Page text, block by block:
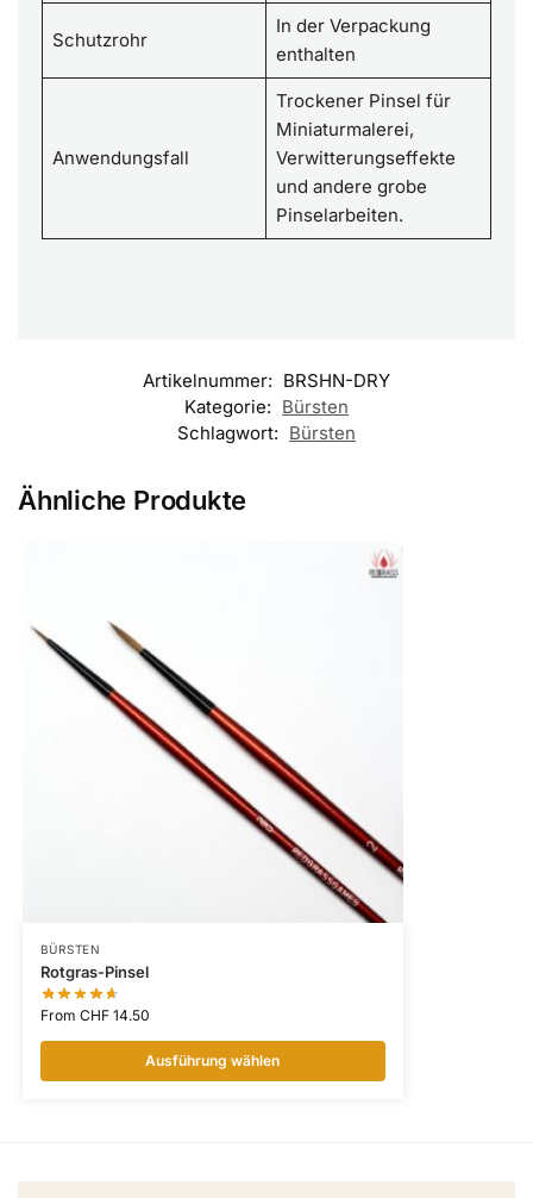
Schutzrohr
In der Verpackung
enthalten
Anwendungsfall
Trockener Pinsel für
Miniaturmalerei,
Verwitterungseffekte
und andere grobe
Pinselarbeiten.
Artikelnummer: BRSHN-DRY
Kategorie: Bürsten
Schlagwort: Bürsten
Ähnliche Produkte
BÜRSTEN
Rotgras-Pinsel
From CHF14.50
Ausführung wählen